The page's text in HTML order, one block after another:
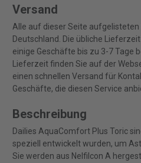
Versand
Alle auf dieser Seite
Deutschland. Die übliche
einige Geschäfte bis zu 3-7 Tage
Lieferzeit finden Sie auf der
einen schnellen Versand für
Geschäfte, die diesen Service
Beschreibung
Dailies AquaComfort Plus Toric
speziell entwickelt wurden, um
Sie werden aus Nelfilcon A